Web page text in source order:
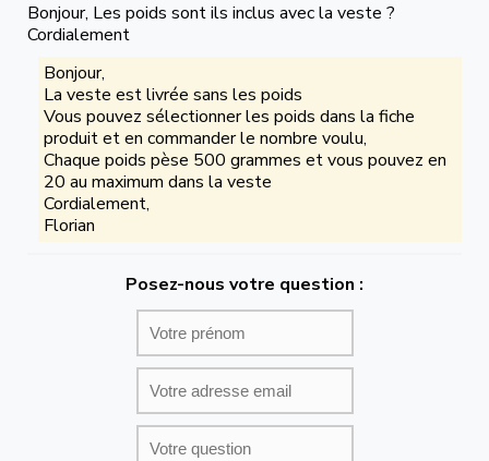
Bonjour, Les poids sont ils inclus avec la veste ?
Cordialement
Bonjour,
La veste est livrée sans les poids
Vous pouvez sélectionner les poids dans la fiche
produit et en commander le nombre voulu,
Chaque poids pèse 500 grammes et vous pouvez en
20 au maximum dans la veste
Cordialement,
Florian
Posez-nous votre question :